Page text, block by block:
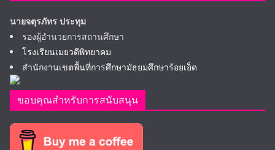
นายจตุรภัทร ประทุม
รองผู้อำนวยการสถานศึกษา
โรงเรียนเมยวดีพิทยาคม
สำนักงานเขตพื้นที่การศึกษามัธยมศึกษาร้อยเอ็ด
ขอบคุณสำหรับการสนับสนุน